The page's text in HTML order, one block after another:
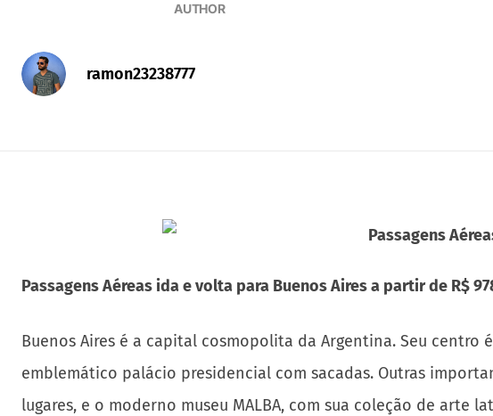
AUTHOR
ramon23238777
Passagens Aéreas ida e volta para Buenos Aires a partir de R$
Buenos Aires é a capital cosmopolita da Argentina. Seu centro
emblemático palácio presidencial com sacadas. Outras
lugares, e o moderno museu MALBA, com sua coleção de arte